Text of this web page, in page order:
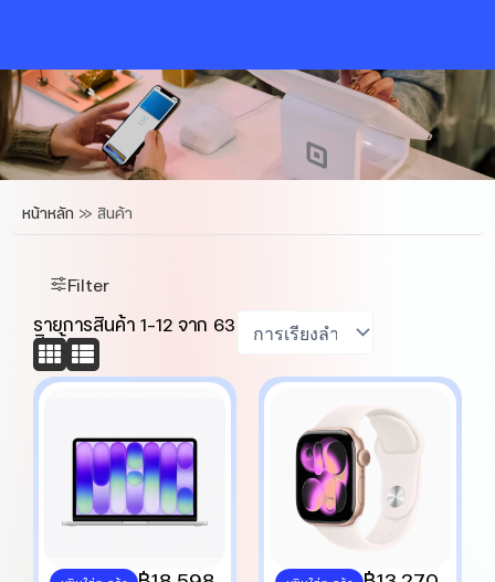
หน้าหลัก » สินค้า
Filter
รายการสินค้า 1-12 จาก 63
สินค้า